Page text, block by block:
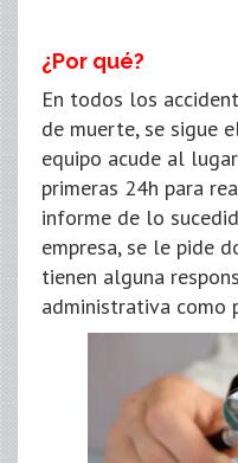
¿Por qué?
En todos los
de muerte, se sigue
equipo acude al
primeras 24h para
informe de lo
empresa, se le pide
tienen alguna
administrativa como